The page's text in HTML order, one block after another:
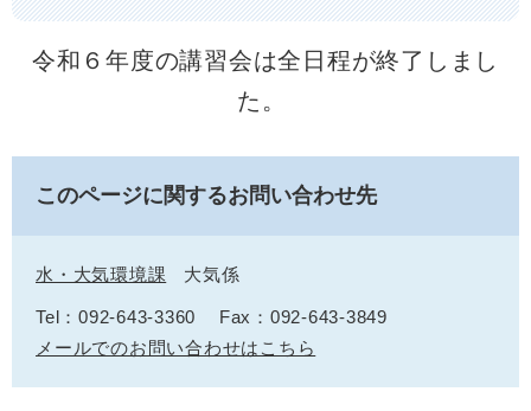
令和６年度の講習会は全日程が終了しまし
た。
このページに関するお問い合わせ先
水・大気環境課 大気係
Tel：092-643-3360
Fax：092-643-3849
メールでのお問い合わせはこちら